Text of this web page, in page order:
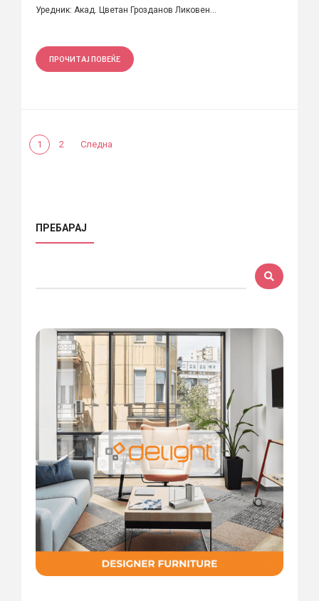
Уредник: Акад. Цветан Грозданов Ликовен...
ПРОЧИТАЈ ПОВЕЌЕ
1 2 Следна
ПРЕБАРАЈ